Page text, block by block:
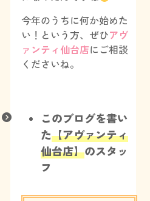
今年のうちに何か始めた
い！という方、ぜひアヴ
ァンティ仙台店にご相談
くださいね。
このブログを書い
た【アヴァンティ
仙台店】のスタッ
フ